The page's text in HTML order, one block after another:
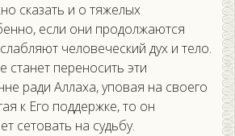
сказать и о тяжелых
если они продолжаются
человеческий дух и тело.
станет переносить эти
ради Аллаха, уповая на своего
к Его поддержке, то он
сетовать на судьбу.